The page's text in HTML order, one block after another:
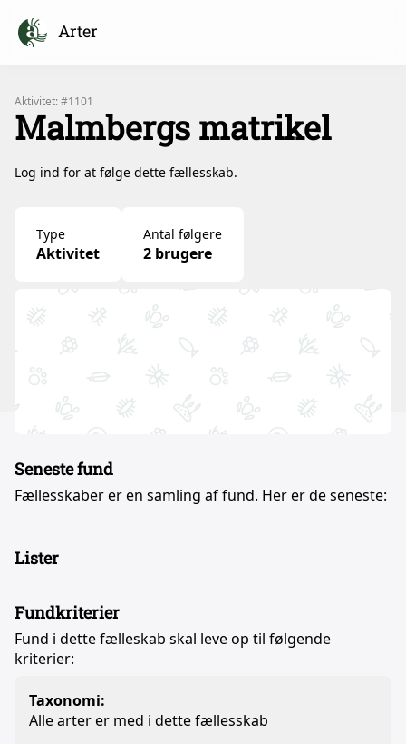
Arter
Aktivitet: #1101
Malmbergs matrikel
Log ind for at følge dette fællesskab.
Type
Aktivitet
Antal følgere
2 brugere
Seneste fund
Fællesskaber er en samling af fund. Her er de seneste:
Lister
Fundkriterier
Fund i dette fælleskab skal leve op til følgende
kriterier:
Taxonomi:
Alle arter er med i dette fællesskab